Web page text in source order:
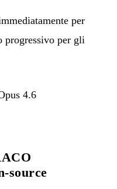
per
progressivo per gli
4.6
source